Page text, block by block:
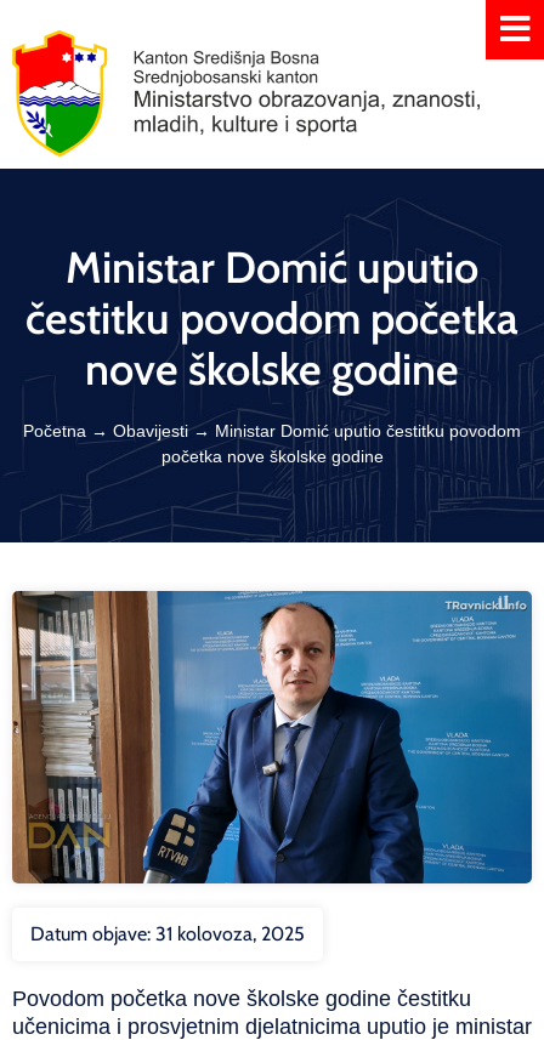
Ministar Domić uputio
čestitku povodom početka
nove školske godine
Početna → Obavijesti→ Ministar Domić uputio čestitku povodom
početka nove školske godine
Datum objave: 31 kolovoza, 2025
Povodom početka nove školske godine čestitku
učenicima i prosvjetnim djelatnicima uputio je ministar